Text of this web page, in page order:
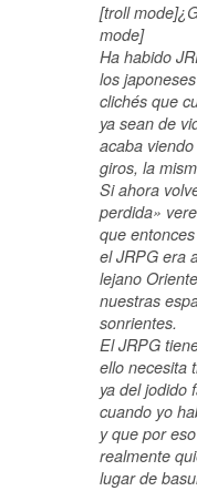
[troll
mode]
Ha habido
los
clichés que
ya sean de
acaba
giros, la
Si ahora
perdida»
que
el JRPG era
lejano
nuestras
sonrientes.
El JRPG
ello necesita
ya del jodido
cuando yo
y que por
realmente
lugar de